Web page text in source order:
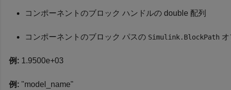
コンポーネントのブロック ハンドルの double 配列
コンポーネントのブロック パスの Simulink.BlockPath
例: 1.9500e+03
例: "model_name"